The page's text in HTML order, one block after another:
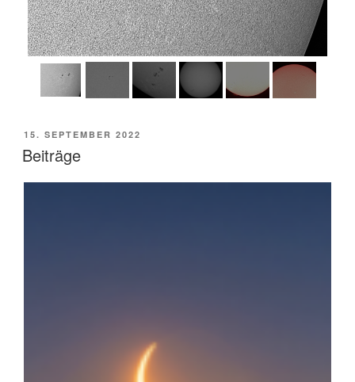
VERÖFFENTLICHT
AM
15. SEPTEMBER 2022
Beiträge